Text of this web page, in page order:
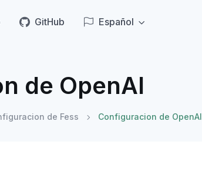
GitHub Español
de OpenAI
de Fess Configuracion de OpenAI